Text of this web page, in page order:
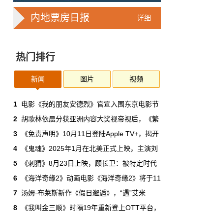
华策拿《西游记》赌AI那天，半个影视
一个做了几十年传统影视的头部公司，用这种
再是草根创业者的自嗨游戏，正规军来了。
本网原创
6月30日 11:34:00
7月1日起AI漫剧独立上户：30万以下
的，平台自己兜着
过去两年，AI漫剧用一种近乎无政府的方式，
吃掉了整个微短剧市场95%的产量，却几乎没
本网原创
6月29日 10:20:00 本网原创
详细
内地票房日报
热门排行
新闻 图片 视频
1 电影《我的朋友安德烈》官宣入围东京电影节
2 胡歌林依晨分获亚洲内容大奖视帝视后，《繁
3
《免责声明》10月11日登陆Apple TV+，揭开
4
《鬼魂》2025年1月在北美正式上映，主演刘
5
《刺猬》8月23日上映，顾长卫：被特定时代
6
《海洋奇缘2》动画电影《海洋奇缘2》将于11
7 汤姆·布莱斯新作《假日邂逅》，“遇”艾米
8
《我叫金三顺》时隔19年重新登上OTT平台，